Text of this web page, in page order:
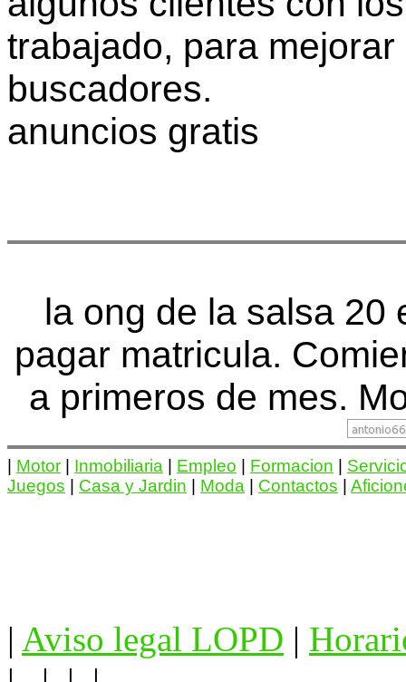
trabajado, para
buscadores.
anuncios gratis
la ong de la salsa 20
pagar matricula.
a primeros de mes.
| Motor | Inmobiliaria | Empleo | Formacion |
Juegos | Casa y Jardin | Moda | Contactos |
| Aviso legal LOPD |